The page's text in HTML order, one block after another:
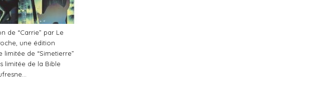
de “Carrie” par Le
une édition
limitée de “Simetierre”
limitée de la Bible